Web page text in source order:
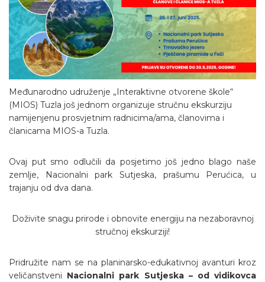
Međunarodno udruženje „Interaktivne otvorene škole“
(MIOS) Tuzla još jednom organizuje stručnu ekskurziju
namijenjenu prosvjetnim radnicima/ama, članovima i
članicama MIOS-a Tuzla.
Ovaj put smo odlučili da posjetimo još jedno blago naše
zemlje, Nacionalni park Sutjeska, prašumu Perućica, u
trajanju od dva dana.
Doživite snagu prirode i obnovite energiju na nezaboravnoj
stručnoj ekskurziji!
Pridružite nam se na planinarsko-edukativnoj avanturi kroz
veličanstveni Nacionalni park Sutjeska – od vidikovca